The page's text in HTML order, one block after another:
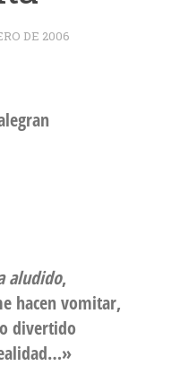
DE 2006
aludido,
hacen vomitar,
divertido